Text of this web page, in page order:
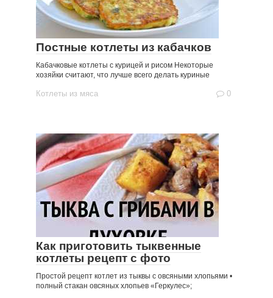
Постные котлеты из кабачков
Кабачковые котлеты с курицей и рисом Некоторые
хозяйки считают, что лучше всего делать куриные
Котлеты из мяса 0
Как приготовить тыквенные
котлеты рецепт с фото
Простой рецепт котлет из тыквы с овсяными хлопьями •
полный стакан овсяных хлопьев «Геркулес»;